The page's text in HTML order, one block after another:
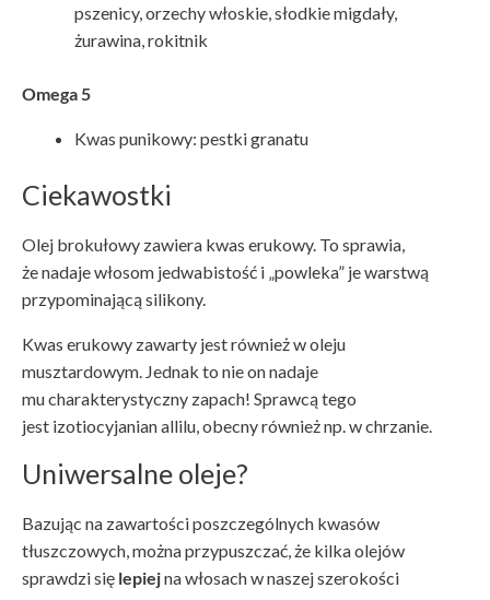
pszenicy, orzechy włoskie, słodkie migdały,
żurawina, rokitnik
Omega 5
Kwas punikowy: pestki granatu
Ciekawostki
Olej brokułowy zawiera kwas erukowy. To sprawia,
że nadaje włosom jedwabistość i „powleka” je warstwą
przypominającą silikony.
Kwas erukowy zawarty jest również w oleju
musztardowym. Jednak to nie on nadaje
mu charakterystyczny zapach! Sprawcą tego
jest izotiocyjanian allilu, obecny również np. w chrzanie.
Uniwersalne oleje?
Bazując na zawartości poszczególnych kwasów
tłuszczowych, można przypuszczać, że kilka olejów
sprawdzi się lepiejna włosach w naszej szerokości